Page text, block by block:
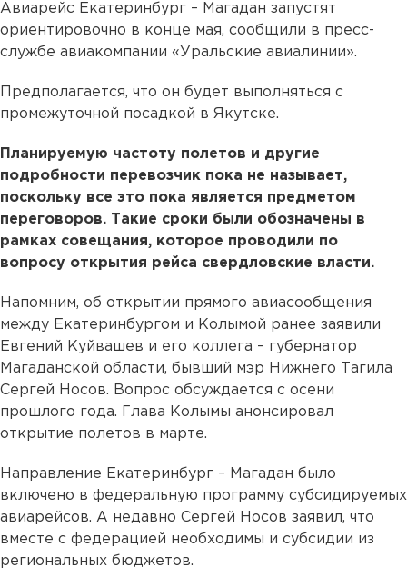
Авиарейс Екатеринбург – Магадан запустят
ориентировочно в конце мая, сообщили в пресс-
службе авиакомпании «Уральские авиалинии».
Предполагается, что он будет выполняться с
промежуточной посадкой в Якутске.
Планируемую частоту полетов и другие
подробности перевозчик пока не называет,
поскольку все это пока является предметом
переговоров. Такие сроки были обозначены в
рамках совещания, которое проводили по
вопросу открытия рейса свердловские власти.
Напомним, об открытии прямого авиасообщения
между Екатеринбургом и Колымой ранее заявили
Евгений Куйвашев и его коллега – губернатор
Магаданской области, бывший мэр Нижнего Тагила
Сергей Носов. Вопрос обсуждается с осени
прошлого года. Глава Колымы анонсировал
открытие полетов в марте.
Направление Екатеринбург – Магадан было
включено в федеральную программу субсидируемых
авиарейсов. А недавно Сергей Носов заявил, что
вместе с федерацией необходимы и субсидии из
региональных бюджетов.